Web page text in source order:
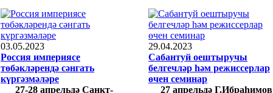
03.05.2023
Россия империясе
төбәкләрендә сәнгать
күргәзмәләре
27-28 апрельдә Санкт-
29.04.2023
Сабантуй оештыручы
белгечләр һәм режиссерлар
өчен семинар
27 апрельдә Г.Ибраһимов